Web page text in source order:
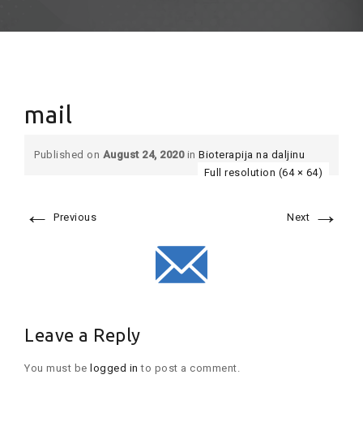
mail
Published on August 24, 2020in Bioterapija na daljinu
Full resolution (64 × 64)
← Previous Next →
Leave a Reply
You must be logged in to post a comment.